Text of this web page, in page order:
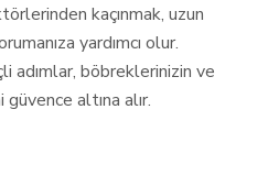
kaçınmak, uzun
yardımcı olur.
adımlar, böbreklerinizin ve
güvence altına alır.